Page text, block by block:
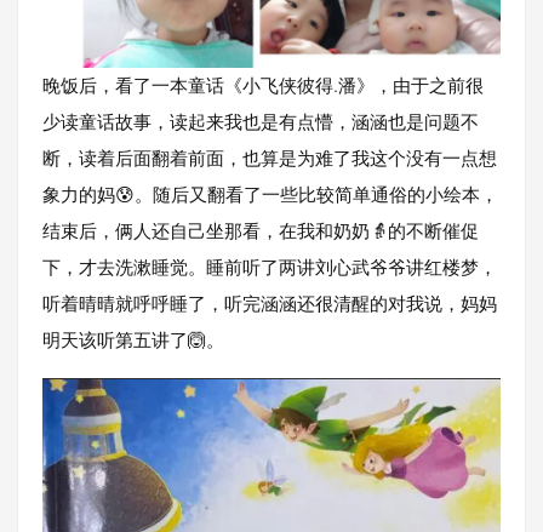
晚饭后，看了一本童话《小飞侠彼得.潘》，由于之前很
少读童话故事，读起来我也是有点懵，涵涵也是问题不
断，读着后面翻着前面，也算是为难了我这个没有一点想
象力的妈😰。随后又翻看了一些比较简单通俗的小绘本，
结束后，俩人还自己坐那看，在我和奶奶👵的不断催促
下，才去洗漱睡觉。睡前听了两讲刘心武爷爷讲红楼梦，
听着晴晴就呼呼睡了，听完涵涵还很清醒的对我说，妈妈
明天该听第五讲了🙆。